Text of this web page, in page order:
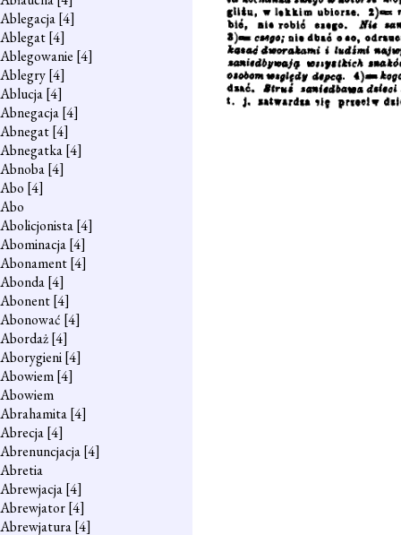
Ablegacja[4]
Ablegat[4]
Ablegowanie [4]
Ablegry[4]
Ablucja[4]
Abnegacja[4]
Abnegat[4]
Abnegatka[4]
Abnoba[4]
Abo [4]
Abo
Abolicjonista[4]
Abominacja[4]
Abonament[4]
Abonda[4]
Abonent[4]
Abonować [4]
Abordaż[4]
Aborygieni[4]
Abowiem[4]
Abowiem
Abrahamita[4]
Abrecja[4]
Abrenuncjacja[4]
Abretia
Abrewjacja[4]
Abrewjator[4]
Abrewjatura[4]